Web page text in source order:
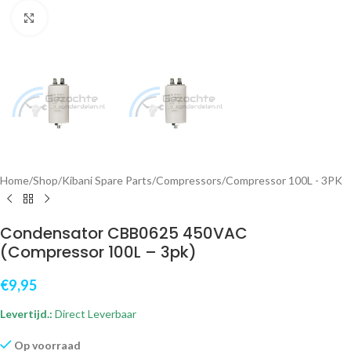
Home/Shop/Kibani Spare Parts/Compressors/Compressor 100L - 3PK
Condensator CBB0625 450VAC
(Compressor 100L – 3pk)
€9,95
Levertijd.: Direct Leverbaar
Op voorraad